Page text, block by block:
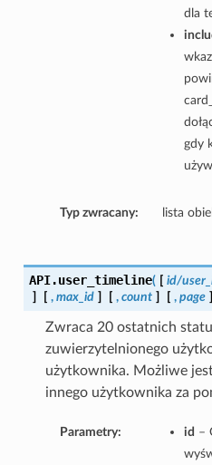
dla
gdy
Typ zwracany: lista
API.user_timeline( [ id/
]
[ , max_id ] [ , count ] [ , page ]
Zwraca 20 ostatnich
zuwierzytelnionego
użytkownika. Możliwe
innego użytkownika za
Parametry: id –